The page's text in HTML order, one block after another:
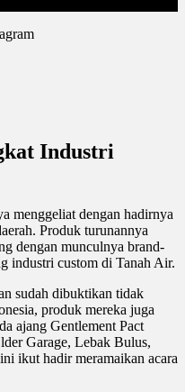
Industri
menggeliat dengan hadirnya
Produk turunannya
dengan munculnya brand-
industri custom di Tanah Air.
sudah dibuktikan tidak
produk mereka juga
ajang Gentlement Pact
Garage, Lebak Bulus,
ikut hadir meramaikan acara